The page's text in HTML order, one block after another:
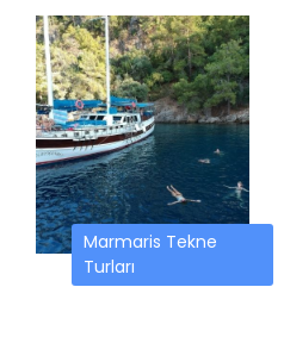
Marmaris Tekne
Turları